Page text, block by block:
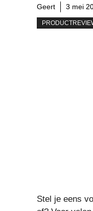
Geert 3 mei
Stel je eens